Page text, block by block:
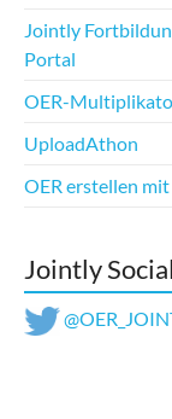
Jointly
Portal
OER-
UploadAthon
OER erstellen
Jointly Social